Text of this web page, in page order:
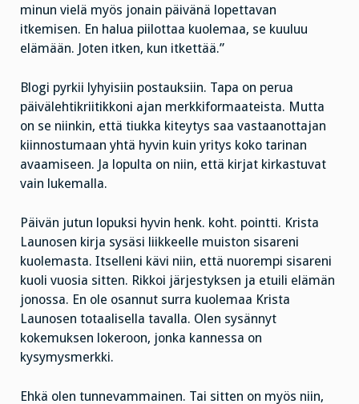
minun vielä myös jonain päivänä lopettavan
itkemisen. En halua piilottaa kuolemaa, se kuuluu
elämään. Joten itken, kun itkettää.”
Blogi pyrkii lyhyisiin postauksiin. Tapa on perua
päivälehtikriitikkoni ajan merkkiformaateista. Mutta
on se niinkin, että tiukka kiteytys saa vastaanottajan
kiinnostumaan yhtä hyvin kuin yritys koko tarinan
avaamiseen. Ja lopulta on niin, että kirjat kirkastuvat
vain lukemalla.
Päivän jutun lopuksi hyvin henk. koht. pointti. Krista
Launosen kirja sysäsi liikkeelle muiston sisareni
kuolemasta. Itselleni kävi niin, että nuorempi sisareni
kuoli vuosia sitten. Rikkoi järjestyksen ja etuili elämän
jonossa. En ole osannut surra kuolemaa Krista
Launosen totaalisella tavalla. Olen sysännyt
kokemuksen lokeroon, jonka kannessa on
kysymysmerkki.
Ehkä olen tunnevammainen. Tai sitten on myös niin,